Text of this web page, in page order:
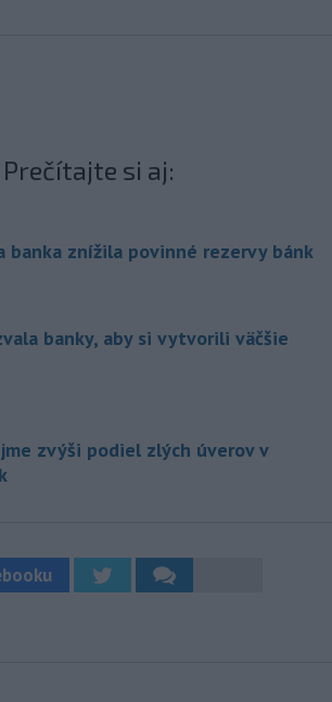
Prečítajte si aj:
banka znížila povinné rezervy bánk
banky, aby si vytvorili väčšie
zvýši podiel zlých úverov v